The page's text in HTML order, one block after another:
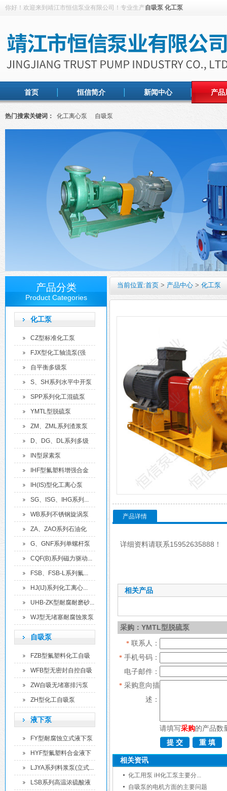
你好！欢迎来到靖江市恒信泵业有限公司！专业生产自吸泵 化工泵
首页 恒信简介 新闻中心 产品
热门搜索关键词： 化工离心泵 自吸泵
产品分类
Product Categories
化工泵
CZ型标准化工泵
FJX型化工轴流泵(强
制...
自平衡多级泵
S、SH系列水平中开泵
SPP系列化工混硫泵
YMTL型脱硫泵
ZM、ZML系列渣浆泵
D、DG、DL系列多级
离...
IN型尿素泵
IHF型氟塑料增强合金
化...
IH(IS)型化工离心泵
SG、ISG、IHG系列...
WB系列不锈钢旋涡泵
ZA、ZAO系列石油化
工...
G、GNF系列单螺杆泵
CQF(B)系列磁力驱动...
FSB、FSB-L系列氟...
HJ(IJ)系列化工离心...
UHB-ZK型耐腐耐磨砂...
WJ型无堵塞耐腐蚀浆泵
自吸泵
FZB型氟塑料化工自吸
泵
WFB型无密封自控自吸
泵
ZW自吸无堵塞排污泵
ZH型化工自吸泵
液下泵
FY型耐腐蚀立式液下泵
HYF型氟塑料合金液下
泵
LJYA系列料浆泵(立式...
LSB系列高温浓硫酸液
当前位置:首页 > 产品中心 > 化工泵
产品详情
详细资料请联系15952635888！
相关产品
采购：YMTL型脱硫泵
* 联系人：
* 手机号码：
电子邮件：
* 采购意向描
述：
请填写采购的产品数
相关资讯
化工用泵 iH化工泵主要分...
自吸泵的电机方面的主要问题